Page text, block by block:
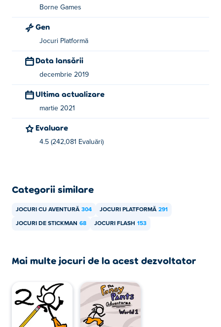
Borne Games
Gen
Jocuri Platformă
Data lansării
decembrie 2019
Ultima actualizare
martie 2021
Evaluare
4.5 (242,081 Evaluări)
Categorii similare
JOCURI CU AVENTURĂ 304 JOCURI PLATFORMĂ 291
JOCURI DE STICKMAN 68 JOCURI FLASH 153
Mai multe jocuri de la acest dezvoltator